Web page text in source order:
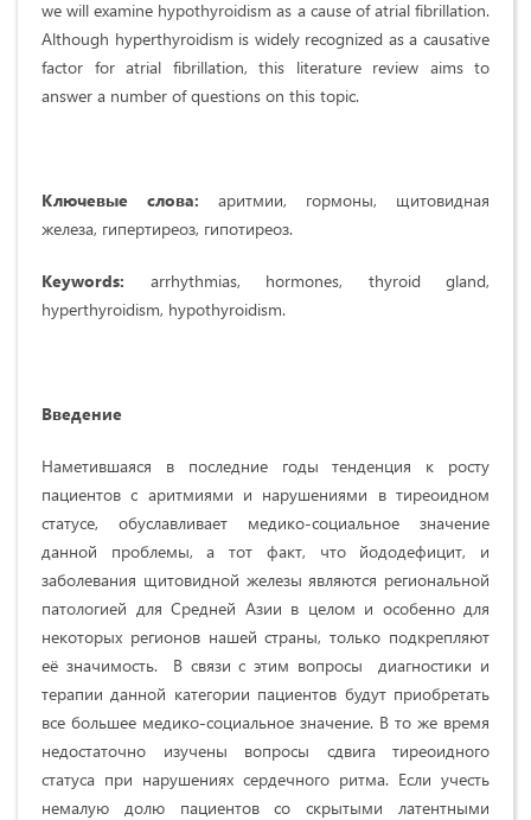
we will examine hypothyroidism as a cause of atrial fibrillation.
Although hyperthyroidism is widely recognized as a causative
factor for atrial fibrillation, this literature review aims to
answer a number of questions on this topic.
Ключевые слова: аритмии, гормоны, щитовидная
железа, гипертиреоз, гипотиреоз.
Keywords: arrhythmias, hormones, thyroid gland,
hyperthyroidism, hypothyroidism.
Введение
Наметившаяся в последние годы тенденция к росту
пациентов с аритмиями и нарушениями в тиреоидном
статусе, обуславливает медико-социальное значение
данной проблемы, а тот факт, что йододефицит, и
заболевания щитовидной железы являются региональной
патологией для Средней Азии в целом и особенно для
некоторых регионов нашей страны, только подкрепляют
её значимость. В связи с этим вопросы диагностики и
терапии данной категории пациентов будут приобретать
все большее медико-социальное значение. В то же время
недостаточно изучены вопросы сдвига тиреоидного
статуса при нарушениях сердечного ритма. Если учесть
немалую долю пациентов со скрытыми латентными